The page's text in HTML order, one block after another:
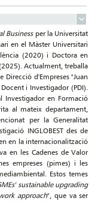
Businessper la Universitat
en el Màster Universitari
(2020) i Doctora en
Actualment, treballa
d'Empreses "Juan
i Investigador (PDI).
Investigador en Formació
al mateix departament,
per la Generalitat
INGLOBEST des de
en la internacionalització
en les Cadenes de Valor
empreses (pimes) i les
Estos temes
sustainable upgrading
approach", que va ser